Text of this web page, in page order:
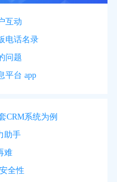
互动
电话名录
问题
平台 app
CRM系统为例
助手
难
全性